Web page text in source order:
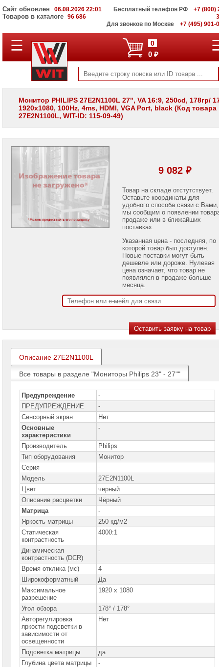
Сайт обновлен 06.08.2026 22:01
Товаров в каталоге 96 686
Бесплатный телефон РФ
+7 (800)
Для звонков по Москве
+7 (495) 901-
ПОЛНЫЙ
КАТАЛОГ
Корпоративные
серверы
WIT
Системы
хранения
данных
Мониторы
LCD
панели
Мониторы
ACER
17"
-
Мониторы
Philips
23"
►
Мониторы
Philips
28"
-
55"
LCD-
панели
Philips
Мониторы
DELL
Мониторы
Gigabyte
Мониторы
Iiyama
Мониторы
Hiper
Мониторы
Huawei
Мониторы
HP
Мониторы
Lenovo
Мониторы
LG
☰ 0
0 ₽
Монитор PHILIPS 27E2N1100L 27", VA 16:9, 250cd, 178гр/
1920x1080, 100Hz, 4ms, HDMI, VGA Port, black (Код товара
27E2N1100L, WIT-ID: 115-09-49)
9 082 ₽
Товар на складе отстутствует.
Оставьте координаты для
удобного способа связи с Вами,
мы сообщим о появлении
продаже или в ближайших
поставках.
Указанная цена - последняя, по
которой товар был доступен.
Новые поставки могут быть
дешевле или дороже. Нулевая
цена означает, что товар не
появлялся в продаже больше
месяца.
Описание 27E2N1100L
Все товары в разделе "Мониторы Philips 23" - 27""
Предупреждение
-
ПРЕДУПРЕЖДЕНИЕ
-
Сенсорный экран
Нет
Основные
характеристики
-
Производитель
Philips
Тип оборудования
Монитор
Серия
-
Модель
27E2N1100L
Цвет
черный
Описание расцветки
Чёрный
Матрица
-
Яркость матрицы
250 кд/м2
Статическая
контрастность
4000:1
Динамическая
контрастность (DCR)
-
Время отклика (мс)
4
Широкоформатный
Да
Максимальное
разрешение
1920 x 1080
Угол обзора
178° / 178°
Авторегулировка
яркости подсветки в
зависимости от
освещенности
Нет
Подсветка матрицы
да
Глубина цвета матрицы
-